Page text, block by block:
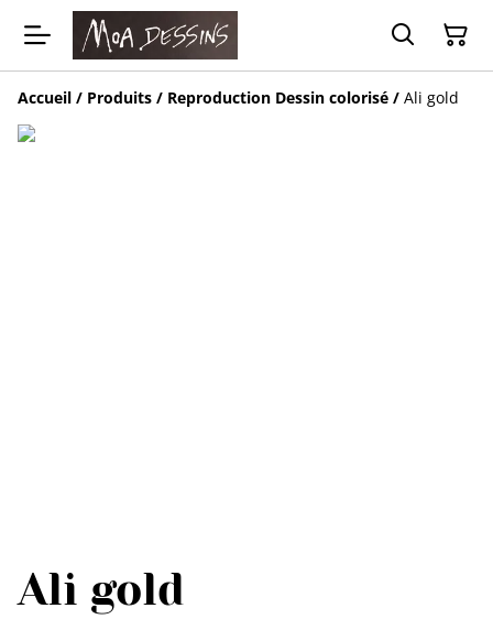
Accueil / Produits / Reproduction Dessin colorisé / Ali gold
Ali gold